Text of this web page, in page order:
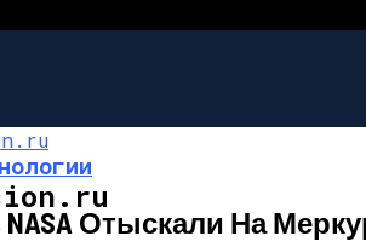
Отыскали На